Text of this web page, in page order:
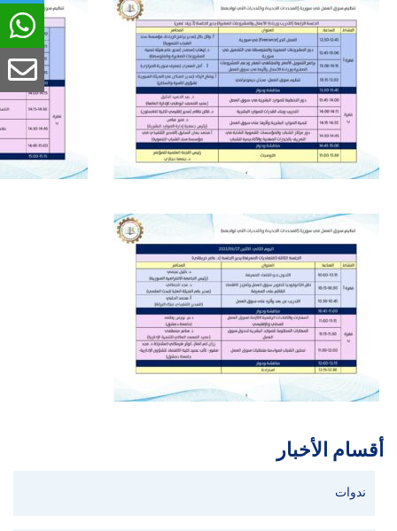
أقسام الأخبار
ندوات